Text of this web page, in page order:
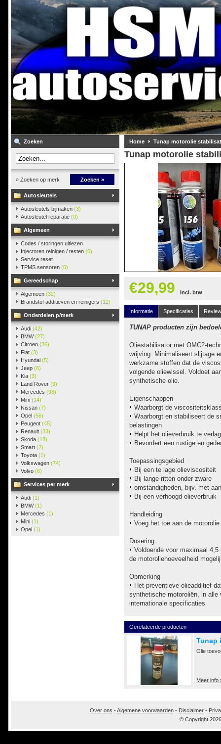
Zoeken
» Zoeken op merk Zoeken »
Autosleutels
Autosleutels bijmaken (3)
Autosleutel reparatie (0)
Algemeen
Codes / storingen uitlezen
Injectoren reinigen / testen (0)
Service reset
TPMS sensoren (0)
Gereedschap
Algemeen (32)
Brandstof additieven en reinigers (12)
Onderdelen p/merk
Audi (42)
BMW(27)
Citroen (36)
Fiat (3)
Hyundai (5)
Jeep (6)
Kia (3)
Land Rover (9)
Mercedes (98)
Mini (14)
Nissan (7)
Opel (56)
Peugeot (45)
Renault (33)
Skoda (18)
Smart (2)
Toyota (1)
Volkswagen (74)
Volvo (6)
Services per merk
Audi (1)
BMW(1)
Mercedes (1)
Mini (1)
Opel (1)
Home Tunap motorolie
Tunap motorolie
€29,99 Incl. btw
Informatie Specificaties
TUNAP producten zijn
​Oliestabilisator met OMC2-
wrijving. Minimaliseert slijtage
werkzame stoffen dat de
volgende oliewissel. Voldoet
synthetische olie.
Eigenschappen
​Waarborgt de
Waarborgt en stabiliseert de
belastingen
Helpt het olieverbruik te
Bevordert een rustige en
Toepassingsgebied
​Bij een te lage olieviscositeit
Bij lange ritten onder zware
omstandigheden, bijv. met
Bij een verhoogd olieverbruik
Handleiding
Voeg het toe aan de motorolie.
Dosering
Voldoende voor maximaal
de motoroliehoeveelheid
Opmerking
​Het preventieve olieadditief
synthetische motoroliën, in
internationale specificaties
Gerelateerde producten
Tunap
Olie
Meer info
Over ons -Algemene voorwaarden- Disclaimer-
© Copyright